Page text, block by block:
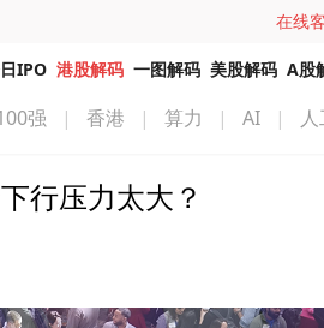
在线
IPO 港股解码 一图解码 美股解码 A股
强 | 香港 | 算力 | AI |
行压力太大？